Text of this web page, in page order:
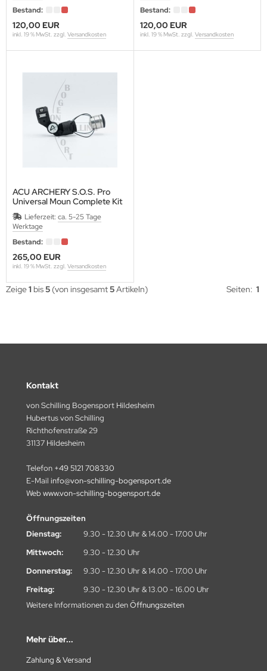
Bestand:
120,00 EUR
inkl. 19 % MwSt. zzgl. Versandkosten
Bestand:
120,00 EUR
inkl. 19 % MwSt. zzgl. Versandkosten
ACU ARCHERY S.O.S. Pro
Universal Moun Complete Kit
Lieferzeit: ca. 5-25 Tage
Werktage
Bestand:
265,00 EUR
inkl. 19 % MwSt. zzgl. Versandkosten
Zeige1 bis5 (von insgesamt5Artikeln) Seiten: 1
Kontakt
von Schilling Bogensport Hildesheim
Hubertus von Schilling
Richthofenstraße 29
31137 Hildesheim
Telefon +49 5121 708330
E-Mail info@von-schilling-bogensport.de
Web www.von-schilling-bogensport.de
Öffnungszeiten
Dienstag:
9.30 - 12.30 Uhr & 14.00 - 17.00 Uhr
Mittwoch:
9.30 - 12.30 Uhr
Donnerstag:
9.30 - 12.30 Uhr & 14.00 - 17.00 Uhr
Freitag:
9.30 - 12.30 Uhr & 13.00 - 16.00 Uhr
Weitere Informationen zu denÖffnungszeiten
Mehr über...
Zahlung & Versand